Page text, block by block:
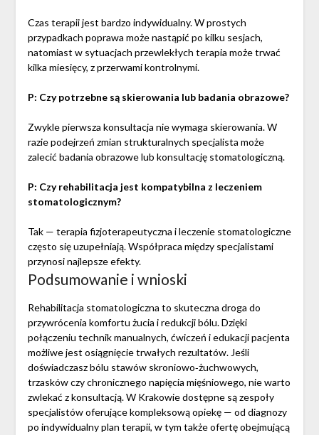
Czas terapii jest bardzo indywidualny. W prostych
przypadkach poprawa może nastąpić po kilku sesjach,
natomiast w sytuacjach przewlekłych terapia może trwać
kilka miesięcy, z przerwami kontrolnymi.
P: Czy potrzebne są skierowania lub badania obrazowe?
Zwykle pierwsza konsultacja nie wymaga skierowania. W
razie podejrzeń zmian strukturalnych specjalista może
zalecić badania obrazowe lub konsultację stomatologiczną.
P: Czy rehabilitacja jest kompatybilna z leczeniem
stomatologicznym?
Tak — terapia fizjoterapeutyczna i leczenie stomatologiczne
często się uzupełniają. Współpraca między specjalistami
przynosi najlepsze efekty.
Podsumowanie i wnioski
Rehabilitacja stomatologiczna to skuteczna droga do
przywrócenia komfortu żucia i redukcji bólu. Dzięki
połączeniu technik manualnych, ćwiczeń i edukacji pacjenta
możliwe jest osiągnięcie trwałych rezultatów. Jeśli
doświadczasz bólu stawów skroniowo‑żuchwowych,
trzasków czy chronicznego napięcia mięśniowego, nie warto
zwlekać z konsultacją. W Krakowie dostępne są zespoły
specjalistów oferujące kompleksową opiekę — od diagnozy
po indywidualny plan terapii, w tym także ofertę obejmującą